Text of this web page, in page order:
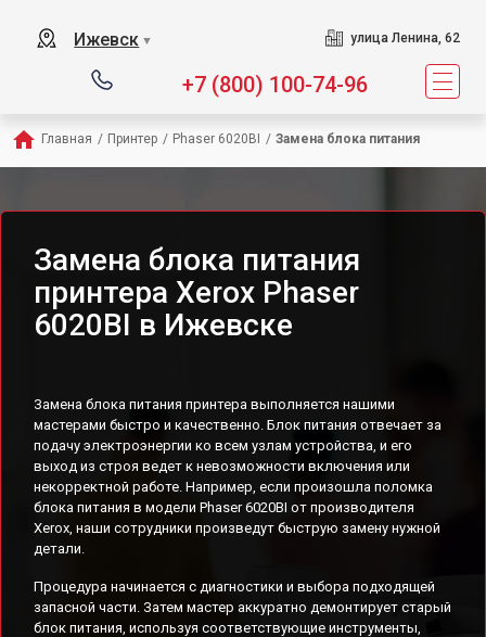
Ижевск ▼ улица Ленина, 62
+7 (800) 100-74-96
Главная / Принтер / Phaser 6020BI / Замена блока питания
Замена блока питания
принтера Xerox Phaser
6020BI в Ижевске
Замена блока питания принтера выполняется нашими
мастерами быстро и качественно. Блок питания отвечает за
подачу электроэнергии ко всем узлам устройства, и его
выход из строя ведет к невозможности включения или
некорректной работе. Например, если произошла поломка
блока питания в модели Phaser 6020BI от производителя
Xerox, наши сотрудники произведут быструю замену нужной
детали.
Процедура начинается с диагностики и выбора подходящей
запасной части. Затем мастер аккуратно демонтирует старый
блок питания, используя соответствующие инструменты,